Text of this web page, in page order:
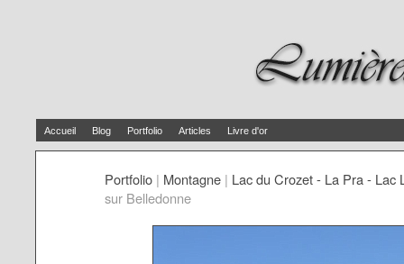
Accueil Blog Portfolio Articles Livre d'or
Portfolio | Montagne | Lac du Crozet - La Pra - Lac
sur Belledonne